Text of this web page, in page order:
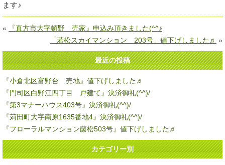
ます♪
«
『直方市大字頓野 売家』申込み頂きました(^^♪
「若松スカイマンション 203号」値下げしました♬ »
最近の投稿
『小倉北区富野台 売地』値下げしました♬
『門司区白野江四丁目 戸建て』決済御礼(^^)/
『第3マナーハウス403号』決済御礼(^^)/
『苅田町大字南原1635番地4』決済御礼(^^)/
『フローラルマンション藤松503号』値下げしました♬
カテゴリー別